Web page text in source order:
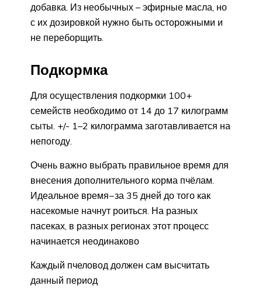
добавка. Из необычных – эфирные масла, но
с их дозировкой нужно быть осторожными и
не переборщить.
Подкормка
Для осуществления подкормки 100+
семейств необходимо от 14 до 17 килограмм
сыты. +/- 1–2 килограмма заготавливается на
непогоду.
Очень важно выбрать правильное время для
внесения дополнительного корма пчёлам.
Идеальное время−за 35 дней до того как
насекомые начнут роиться. На разных
пасеках, в разных регионах этот процесс
начинается неодинаково
Каждый пчеловод должен сам высчитать
данный период